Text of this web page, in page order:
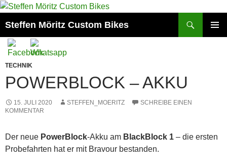
Steffen Möritz Custom Bikes
INHALT
SPRINGEN
TECHNIK
POWERBLOCK – AKKU
15. JULI 2020 STEFFEN_MOERITZ
SCHREIBE EINEN
KOMMENTAR
Der neue PowerBlock-Akku am BlackBlock 1 – die ersten
Probefahrten hat er mit Bravour bestanden.